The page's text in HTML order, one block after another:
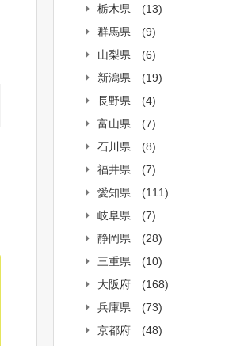
栃木県
(13)
群馬県
(9)
山梨県
(6)
新潟県
(19)
長野県
(4)
富山県
(7)
石川県
(8)
福井県
(7)
愛知県
(111)
岐阜県
(7)
静岡県
(28)
三重県
(10)
大阪府
(168)
兵庫県
(73)
京都府
(48)